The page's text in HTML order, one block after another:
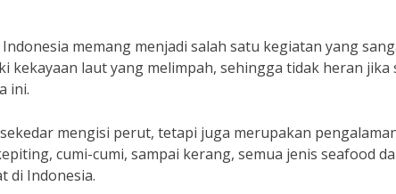
memang menjadi salah satu kegiatan yang
kekayaan laut yang melimpah, sehingga tidak heran jika
ini.
mengisi perut, tetapi juga merupakan
cumi-cumi, sampai kerang, semua jenis seafood
di Indonesia.